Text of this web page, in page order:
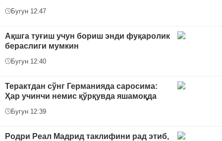
Бугун 12:47
Ақшга туғиш учун бориш энди фуқаролик
бераслиги мумкин
Бугун 12:40
Терактдан сўнг Германияда саросима:
Ҳар учинчи немис қўрқувда яшамоқда
Бугун 12:39
Родри Реал Мадрид таклифини рад этиб,